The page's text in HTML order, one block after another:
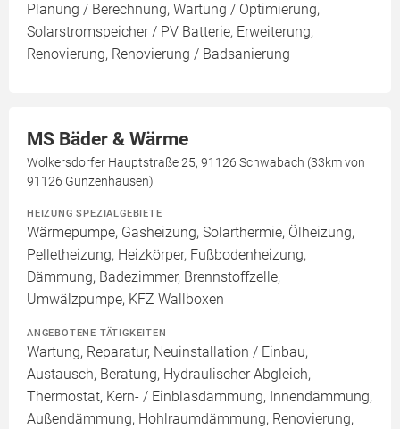
Planung / Berechnung, Wartung / Optimierung,
Solarstromspeicher / PV Batterie, Erweiterung,
Renovierung, Renovierung / Badsanierung
MS Bäder & Wärme
Wolkersdorfer Hauptstraße 25, 91126 Schwabach (33km von
91126 Gunzenhausen)
HEIZUNG SPEZIALGEBIETE
Wärmepumpe, Gasheizung, Solarthermie, Ölheizung,
Pelletheizung, Heizkörper, Fußbodenheizung,
Dämmung, Badezimmer, Brennstoffzelle,
Umwälzpumpe, KFZ Wallboxen
ANGEBOTENE TÄTIGKEITEN
Wartung, Reparatur, Neuinstallation / Einbau,
Austausch, Beratung, Hydraulischer Abgleich,
Thermostat, Kern- / Einblasdämmung, Innendämmung,
Außendämmung, Hohlraumdämmung, Renovierung,